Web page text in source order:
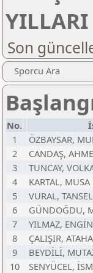
YILLARI
Son
Sporcu Ara
No.
1
ÖZBAYSAR,
2
CANDAŞ,
3
TUNCAY,
4
KARTAL, MUSA
5
VURAL,
6
GÜNDOĞDU,
7
YILMAZ, ENGİN
8
ÇALIŞIR,
9
BEYDİLİ,
10
SENYÜCEL,